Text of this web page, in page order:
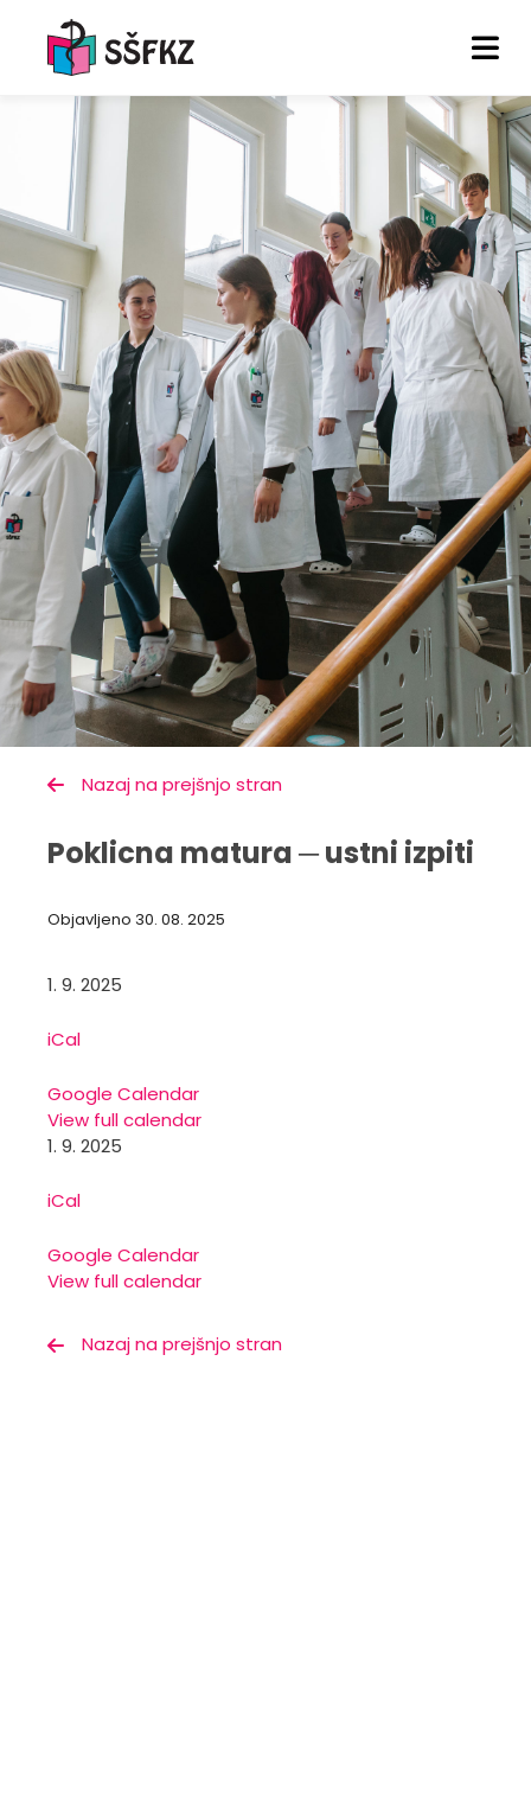
Nazaj na prejšnjo stran
Poklicna matura ─ ustni izpiti
Objavljeno 30. 08. 2025
1. 9. 2025
iCal
Google Calendar
View full calendar
1. 9. 2025
iCal
Google Calendar
View full calendar
Nazaj na prejšnjo stran